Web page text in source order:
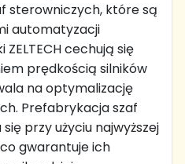
sterowniczych, które są
automatyzacji
ZELTECH cechują się
prędkością silników
na optymalizację
Prefabrykacja szaf
przy użyciu najwyższej
gwarantuje ich